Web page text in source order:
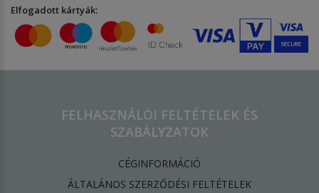
Elfogadott kártyák:
FELHASZNÁLÓI FELTÉTELEK ÉS
SZABÁLYZATOK
CÉGINFORMÁCIÓ
ÁLTALÁNOS SZERZŐDÉSI FELTÉTELEK